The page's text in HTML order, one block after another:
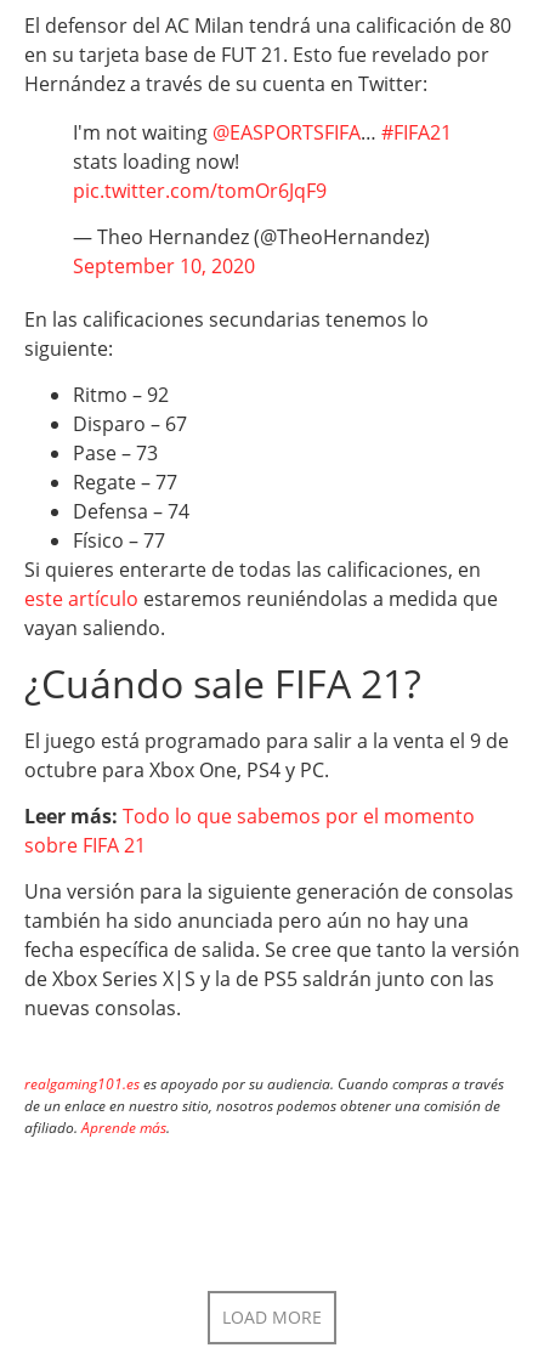
El defensor del AC Milan tendrá una calificación de 80
en su tarjeta base de FUT 21. Esto fue revelado por
Hernández a través de su cuenta en Twitter:
I'm not waiting @EASPORTSFIFA… #FIFA21
stats loading now!
pic.twitter.com/tomOr6JqF9
— Theo Hernandez (@TheoHernandez)
September 10, 2020
En las calificaciones secundarias tenemos lo
siguiente:
Ritmo – 92
Disparo – 67
Pase – 73
Regate – 77
Defensa – 74
Físico – 77
Si quieres enterarte de todas las calificaciones, en
este artículo estaremos reuniéndolas a medida que
vayan saliendo.
¿Cuándo sale FIFA 21?
El juego está programado para salir a la venta el 9 de
octubre para Xbox One, PS4 y PC.
Leer más: Todo lo que sabemos por el momento
sobre FIFA 21
Una versión para la siguiente generación de consolas
también ha sido anunciada pero aún no hay una
fecha específica de salida. Se cree que tanto la versión
de Xbox Series X|S y la de PS5 saldrán junto con las
nuevas consolas.
realgaming101.eses apoyado por su audiencia. Cuando compras a través
de un enlace en nuestro sitio, nosotros podemos obtener una comisión de
afiliado.Aprende más.
LOAD MORE